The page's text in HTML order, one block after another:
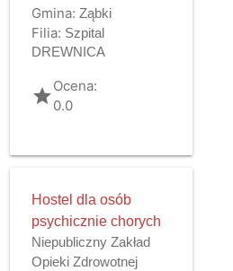
Gmina: Ząbki
Filia: Szpital
DREWNICA
gradeOcena:
0.0
Hostel dla osób
psychicznie chorych
Niepubliczny Zakład
Opieki Zdrowotnej